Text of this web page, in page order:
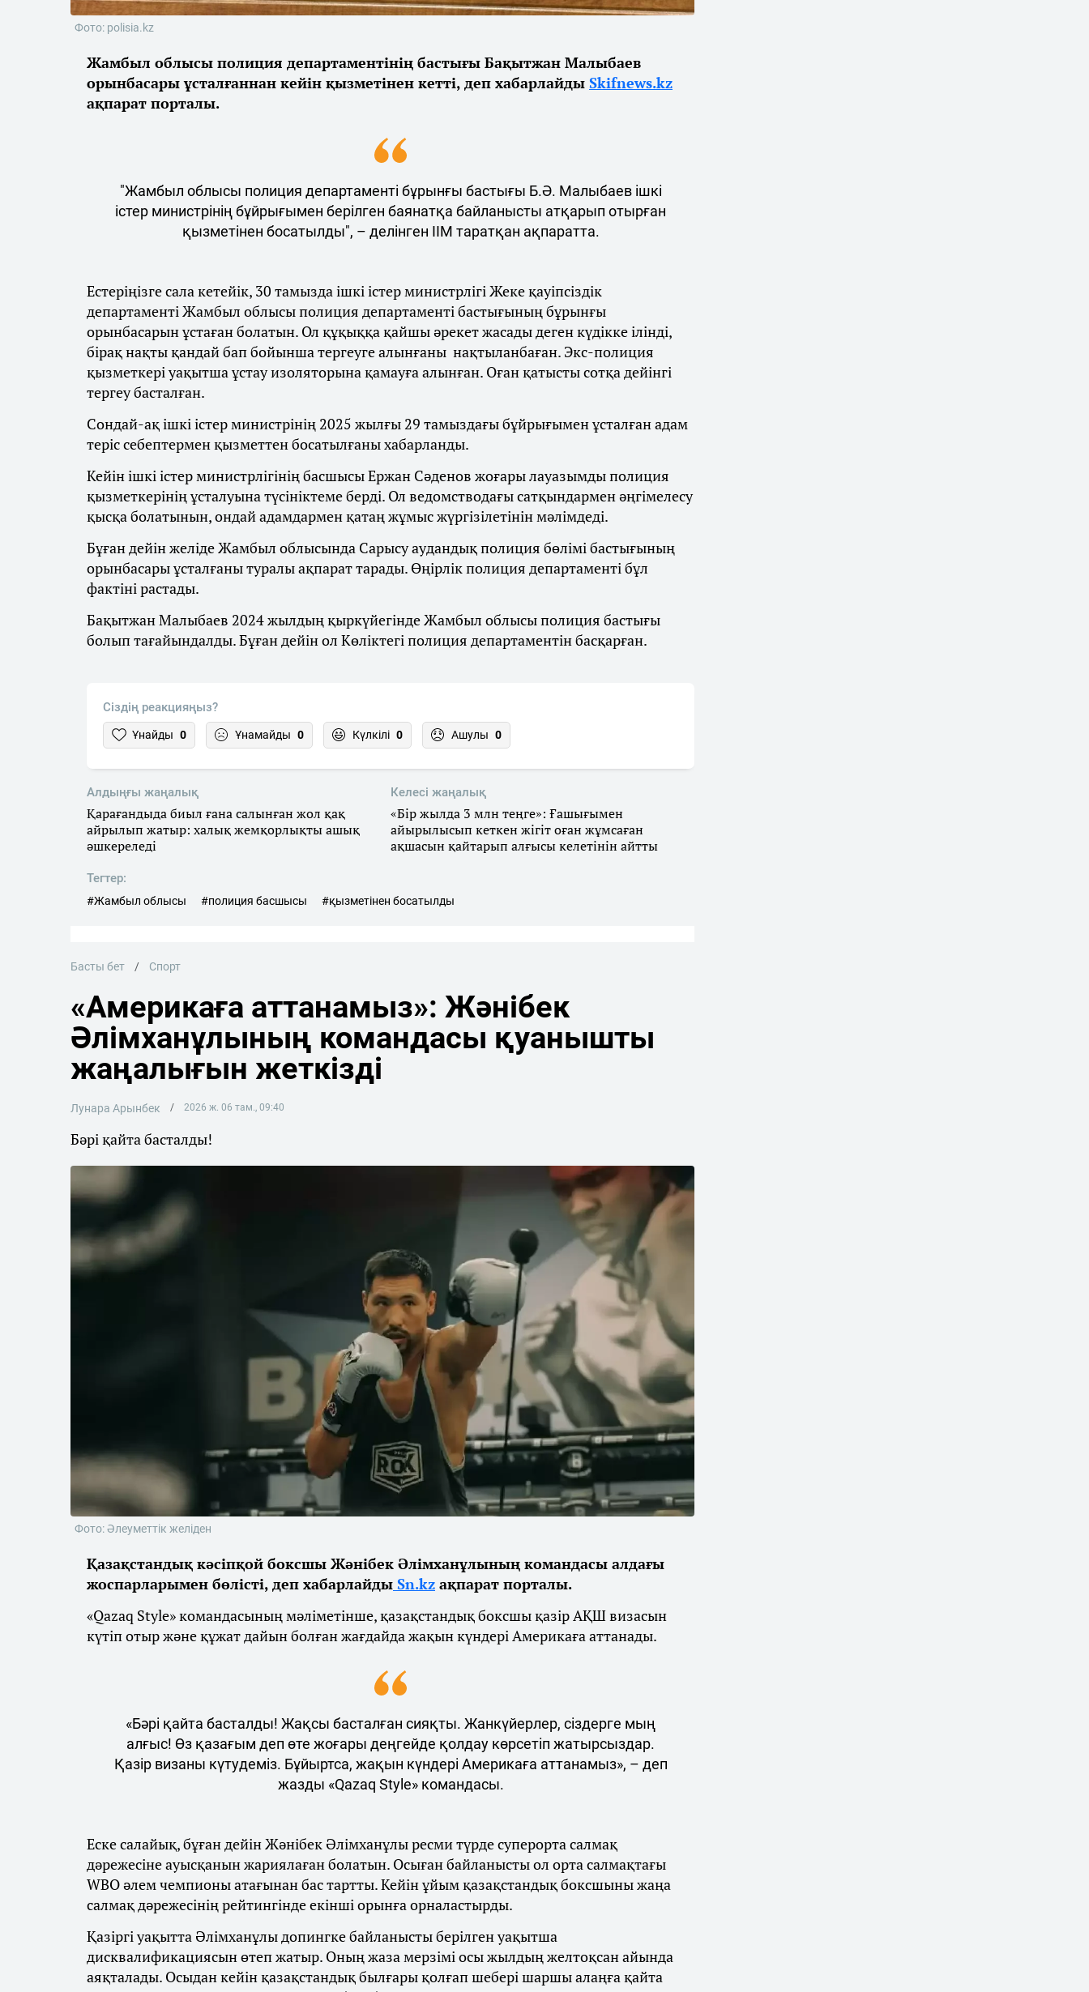
Фото: polisia.kz
Жамбыл облысы полиция департаментінің бастығы Бақытжан Малыбаев
орынбасары ұсталғаннан кейін қызметінен кетті, деп хабарлайды Skifnews.kz
ақпарат порталы.
"Жамбыл облысы полиция департаменті бұрынғы бастығы Б.Ә. Малыбаев ішкі
істер министрінің бұйрығымен берілген баянатқа байланысты атқарып отырған
қызметінен босатылды", – делінген ІІМ таратқан ақпаратта.
Естеріңізге сала кетейік, 30 тамызда ішкі істер министрлігі Жеке қауіпсіздік
департаменті Жамбыл облысы полиция департаменті бастығының бұрынғы
орынбасарын ұстаған болатын. Ол құқыққа қайшы әрекет жасады деген күдікке ілінді,
бірақ нақты қандай бап бойынша тергеуге алынғаны нақтыланбаған. Экс-полиция
қызметкері уақытша ұстау изоляторына қамауға алынған. Оған қатысты сотқа дейінгі
тергеу басталған.
Сондай-ақ ішкі істер министрінің 2025 жылғы 29 тамыздағы бұйрығымен ұсталған адам
теріс себептермен қызметтен босатылғаны хабарланды.
Кейін ішкі істер министрлігінің басшысы Ержан Сәденов жоғары лауазымды полиция
қызметкерінің ұсталуына түсініктеме берді. Ол ведомстводағы сатқындармен әңгімелесу
қысқа болатынын, ондай адамдармен қатаң жұмыс жүргізілетінін мәлімдеді.
Бұған дейін желіде Жамбыл облысында Сарысу аудандық полиция бөлімі бастығының
орынбасары ұсталғаны туралы ақпарат тарады. Өңірлік полиция департаменті бұл
фактіні растады.
Бақытжан Малыбаев 2024 жылдың қыркүйегінде Жамбыл облысы полиция бастығы
болып тағайындалды. Бұған дейін ол Көліктегі полиция департаментін басқарған.
Сіздің реакцияңыз?
Ұнайды 0 Ұнамайды 0 Күлкілі 0 Ашулы 0
Алдыңғы жаңалық
Қарағандыда биыл ғана салынған жол қақ
айрылып жатыр: халық жемқорлықты ашық
әшкереледі
Келесі жаңалық
«Бір жылда 3 млн теңге»: Ғашығымен
айырылысып кеткен жігіт оған жұмсаған
ақшасын қайтарып алғысы келетінін айтты
Тегтер:
#Жамбыл облысы #полиция басшысы #қызметінен босатылды
Басты бет Спорт
«Америкаға аттанамыз»: Жәнібек
Әлімханұлының командасы қуанышты
жаңалығын жеткізді
Лунара Арынбек 2026 ж. 06 там., 09:40
Бәрі қайта басталды!
Фото: Әлеуметтік желіден
Қазақстандық кәсіпқой боксшы Жәнібек Әлімханұлының командасы алдағы
жоспарларымен бөлісті, деп хабарлайды Sn.kz ақпарат порталы.
«Qazaq Style» командасының мәліметінше, қазақстандық боксшы қазір АҚШ визасын
күтіп отыр және құжат дайын болған жағдайда жақын күндері Америкаға аттанады.
«Бәрі қайта басталды! Жақсы басталған сияқты. Жанкүйерлер, сіздерге мың
алғыс! Өз қазағым деп өте жоғары деңгейде қолдау көрсетіп жатырсыздар.
Қазір визаны күтудеміз. Бұйыртса, жақын күндері Америкаға аттанамыз», – деп
жазды «Qazaq Style» командасы.
Еске салайық, бұған дейін Жәнібек Әлімханұлы ресми түрде суперорта салмақ
дәрежесіне ауысқанын жариялаған болатын. Осыған байланысты ол орта салмақтағы
WBO әлем чемпионы атағынан бас тартты. Кейін ұйым қазақстандық боксшыны жаңа
салмақ дәрежесінің рейтингінде екінші орынға орналастырды.
Қазіргі уақытта Әлімханұлы допингке байланысты берілген уақытша
дисквалификациясын өтеп жатыр. Оның жаза мерзімі осы жылдың желтоқсан айында
аяқталады. Осыдан кейін қазақстандық былғары қолғап шебері шаршы алаңға қайта